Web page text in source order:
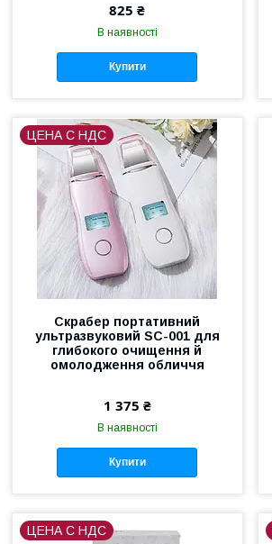
825 ₴
В наявності
Купити
ЦЕНА С НДС
Скрабер портативний
ультразвуковий SC-001 для
глибокого очищення й
омолодження обличчя
1 375 ₴
В наявності
Купити
ЦЕНА С НДС